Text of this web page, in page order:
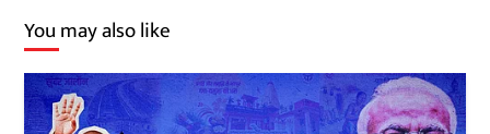
You may also like